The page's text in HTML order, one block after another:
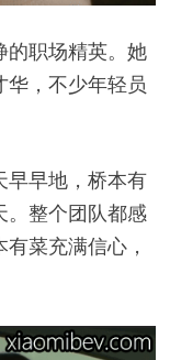
的职场精英。她
，不少年轻员
早早地，桥本有
。整个团队都感
菜充满信心，